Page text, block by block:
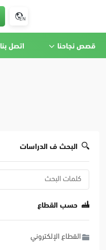
EN
قصص نجاحنا اتصل بنا
البحث ف الدراسات
حسب القطاع
القطاع الإلكتروني